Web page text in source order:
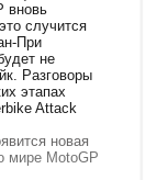
вновь
это случится
При
не
Разговоры
этапах
Attack
новая
мире MotoGP